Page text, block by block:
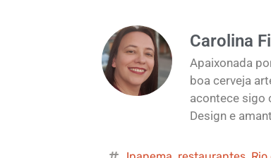
Carolina
Apaixonada
boa cerveja
acontece sigo
Design e